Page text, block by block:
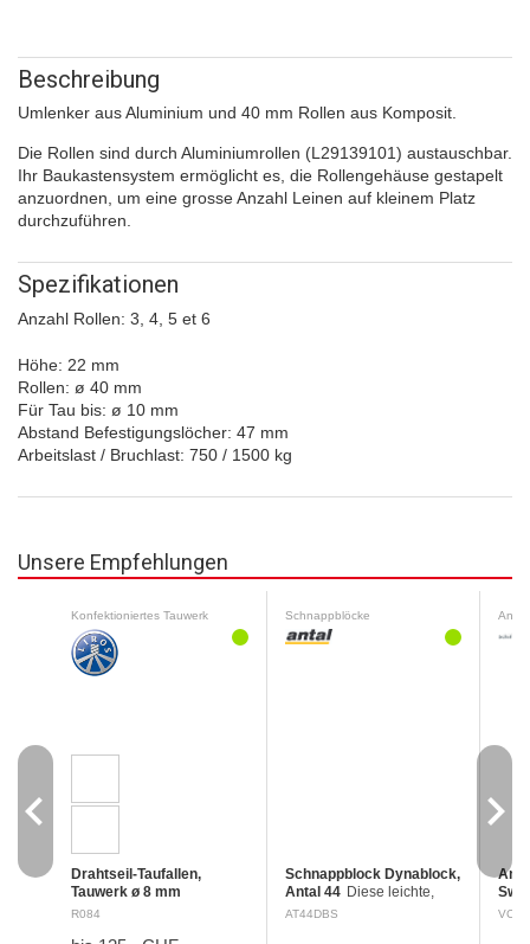
Beschreibung
Umlenker aus Aluminium und 40 mm Rollen aus Komposit.
Die Rollen sind durch Aluminiumrollen (L29139101) austauschbar.
Ihr Baukastensystem ermöglicht es, die Rollengehäuse gestapelt
anzuordnen, um eine grosse Anzahl Leinen auf kleinem Platz
durchzuführen.
Spezifikationen
Anzahl Rollen: 3, 4, 5 et 6
Höhe: 22 mm
Rollen: ø 40 mm
Für Tau bis: ø 10 mm
Abstand Befestigungslöcher: 47 mm
Arbeitslast / Bruchlast: 750 / 1500 kg
Unsere Empfehlungen
Konfektioniertes Tauwerk
Drahtseil-Taufallen,
Tauwerk ø 8 mm
Fertiggestellte Drahtseil-
R084
Schnappblöcke
Schnappblock Dynablock,
Antal 44 Diese leichte,
einfache und zuverlässige
AT44DBS VC-
navigate_before navigate_next